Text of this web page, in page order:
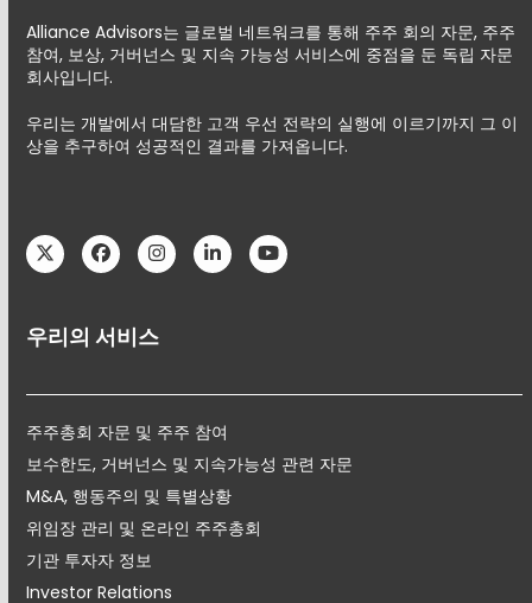
Alliance Advisors는 글로벌 네트워크를 통해 주주 회의 자문, 주주
참여, 보상, 거버넌스 및 지속 가능성 서비스에 중점을 둔 독립 자문
회사입니다.
우리는 개발에서 대담한 고객 우선 전략의 실행에 이르기까지 그 이
상을 추구하여 성공적인 결과를 가져옵니다.
TwitterFacebookInstagram
LinkedInYouTube
우리의 서비스
주주총회 자문 및 주주 참여
보수한도, 거버넌스 및 지속가능성 관련 자문
M&A, 행동주의 및 특별상황
위임장 관리 및 온라인 주주총회
기관 투자자 정보
Investor Relations